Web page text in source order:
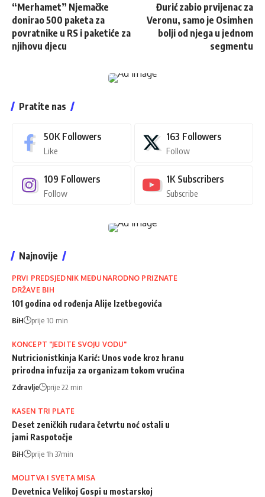
“Merhamet” Njemačke
donirao 500 paketa za
povratnike u RS i paketiće za
njihovu djecu
Đurić zabio prvijenac za
Veronu, samo je Osimhen
bolji od njega u jednom
segmentu
Pratite nas
50K Followers
Like
163 Followers
Follow
109 Followers
Follow
1K Subscribers
Subscribe
Najnovije
PRVI PREDSJEDNIK MEĐUNARODNO PRIZNATE
DRŽAVE BIH
101 godina od rođenja Alije Izetbegovića
BiH prije 10 min
KONCEPT "JEDITE SVOJU VODU"
Nutricionistkinja Karić: Unos vode kroz hranu
prirodna infuzija za organizam tokom vrućina
Zdravlje prije 22 min
KASEN TRI PLATE
Deset zeničkih rudara četvrtu noć ostali u
jami Raspotočje
BiH prije 1h 37min
MOLITVA I SVETA MISA
Devetnica Velikoj Gospi u mostarskoj